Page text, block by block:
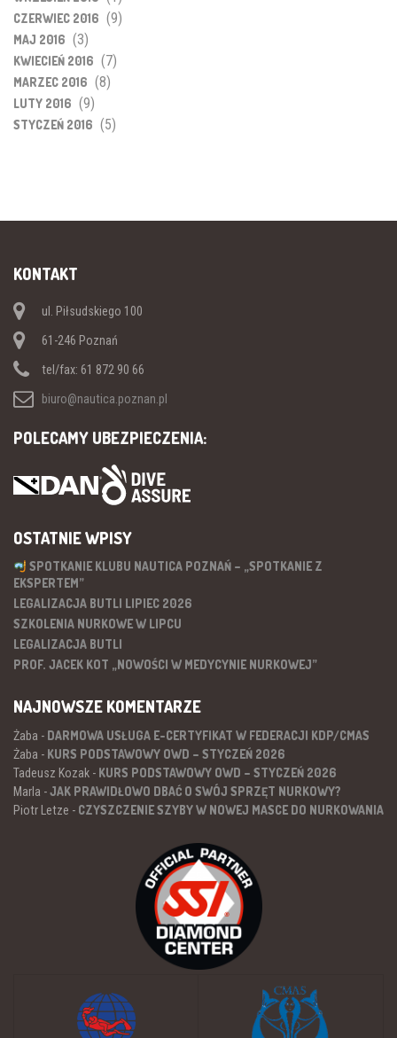
CZERWIEC 2016 (9)
MAJ 2016 (3)
KWIECIEŃ 2016 (7)
MARZEC 2016 (8)
LUTY 2016 (9)
STYCZEŃ 2016 (5)
KONTAKT
ul. Piłsudskiego 100
61-246 Poznań
tel/fax: 61 872 90 66
biuro@nautica.poznan.pl
POLECAMY UBEZPIECZENIA:
OSTATNIE WPISY
SPOTKANIE KLUBU NAUTICA POZNAŃ – „SPOTKANIE Z
EKSPERTEM”
LEGALIZACJA BUTLI LIPIEC 2026
SZKOLENIA NURKOWE W LIPCU
LEGALIZACJA BUTLI
PROF. JACEK KOT „NOWOŚCI W MEDYCYNIE NURKOWEJ”
NAJNOWSZE KOMENTARZE
Żaba - DARMOWA USŁUGA E-CERTYFIKAT W FEDERACJI KDP/CMAS
Żaba - KURS PODSTAWOWY OWD – STYCZEŃ 2026
Tadeusz Kozak - KURS PODSTAWOWY OWD – STYCZEŃ 2026
Marla -JAK PRAWIDŁOWO DBAĆ O SWÓJ SPRZĘT NURKOWY?
Piotr Letze - CZYSZCZENIE SZYBY W NOWEJ MASCE DO NURKOWANIA